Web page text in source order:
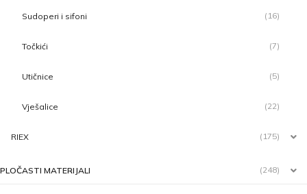
Sudoperi i sifoni (16)
Točkići (7)
Utičnice (5)
Vješalice (22)
RIEX (175)
PLOČASTI MATERIJALI (248)